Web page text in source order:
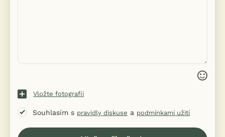
Vložte fotografii
Souhlasím s pravidly diskuse a podmínkami užití